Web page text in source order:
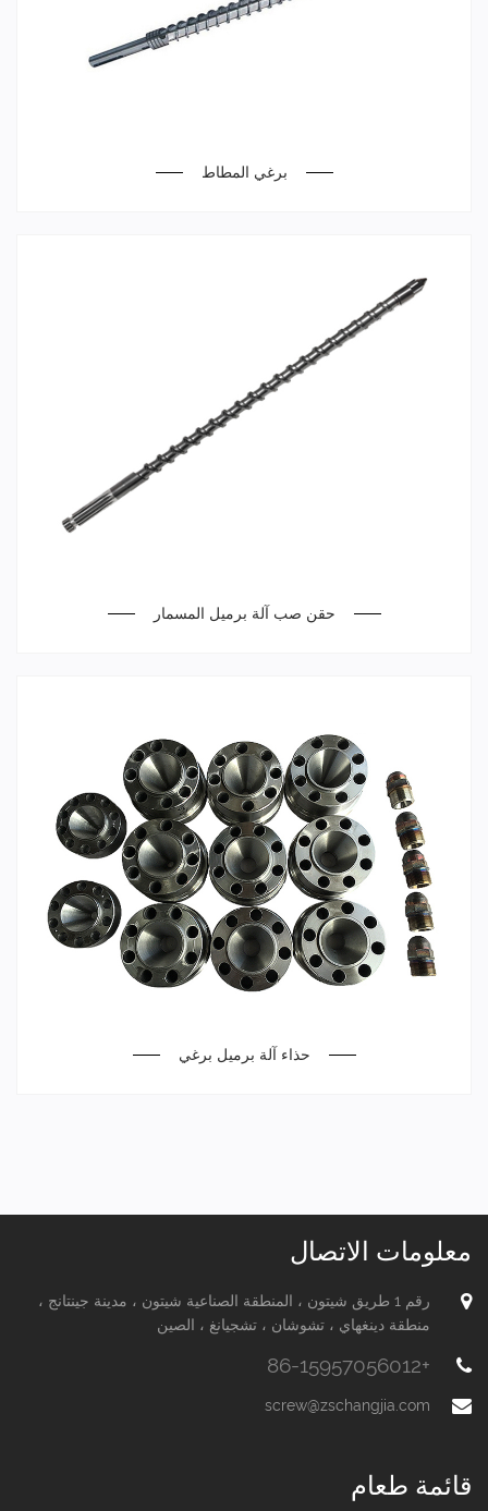
برغي المطاط
حقن صب آلة برميل المسمار
حذاء آلة برميل برغي
معلومات الاتصال
رقم 1 طريق شيتون ، المنطقة الصناعية شيتون ، مدينة جينتانج ،
منطقة دينغهاي ، تشوشان ، تشجيانغ ، الصين
+86-15957056012
screw@zschangjia.com
قائمة طعام